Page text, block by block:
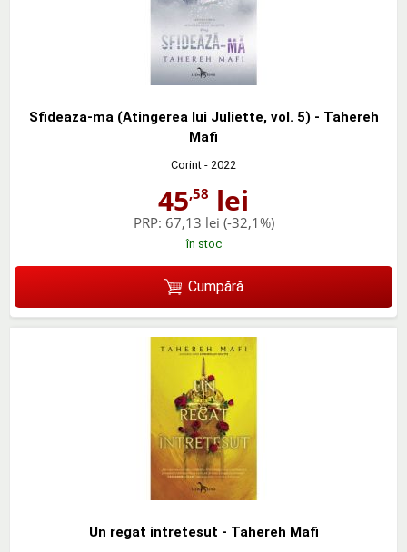
Sfideaza-ma (Atingerea lui Juliette, vol. 5) - Tahereh
Mafi
Corint - 2022
45,58 lei
PRP: 67,13 lei (-32,1%)
în stoc
Cumpără
Un regat intretesut - Tahereh Mafi